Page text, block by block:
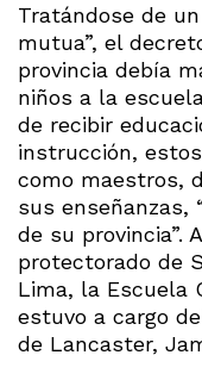
Tratándose de
mutua”, el
provincia debía
niños a la
de recibir
instrucción,
como maestros,
sus enseñanzas,
de su provincia”.
protectorado de
Lima, la Escuela
estuvo a cargo
de Lancaster,